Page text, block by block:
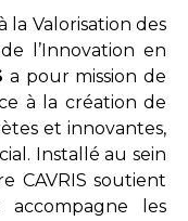
la Valorisation des
l’Innovation en
a pour mission de
à la création de
et innovantes,
Installé au sein
CAVRIS soutient
accompagne les